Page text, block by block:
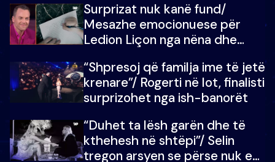
mungojë zilja e mëngjesit kur…
Surprizat nuk kanë fund/
Mesazhe emocionuese për
Ledion Liçon nga nëna dhe
mban dot lotët: Nuk meritoj…
“Shpresoj që familja ime të jetë
krenare”/ Rogerti në lot, finalisti
surprizohet nga ish-banorët
“Duhet ta lësh garën dhe të
kthehesh në shtëpi”/ Selin
tregon arsyen se përse nuk e